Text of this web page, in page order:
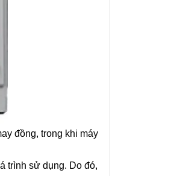
đồng, trong khi máy
trình sử dụng. Do đó,